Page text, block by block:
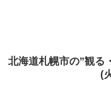
北海道札幌市の”観る
(